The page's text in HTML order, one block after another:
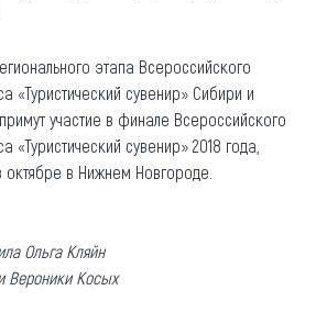
этапа Всероссийского
«Туристический сувенир» Сибири и
участие в финале Всероссийского
«Туристический сувенир» 2018 года,
октябре в Нижнем Новгороде.
Ольга Кляйн
Вероники Косых